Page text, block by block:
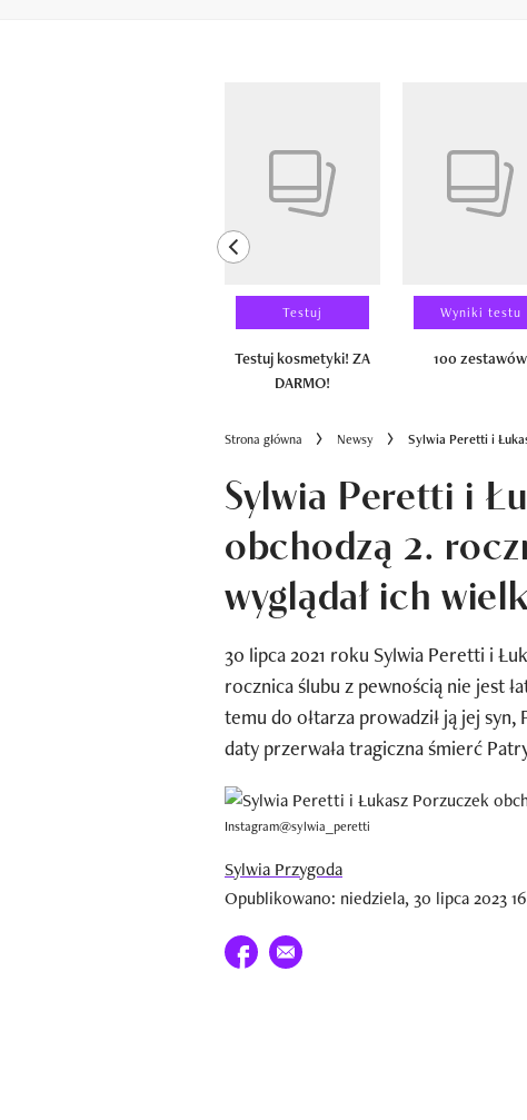
previous element
Testuj
Testuj kosmetyki! ZA
DARMO!
Wyniki testu
100 zestawów
Strona główna Newsy Sylwia Peretti i
Sylwia Peretti i
obchodzą 2.
wyglądał ich
30 lipca 2021 roku Sylwia Peretti i
rocznica ślubu z pewnością nie jest
temu do ołtarza prowadził ją jej
daty przerwała tragiczna śmierć
Instagram@sylwia_peretti
Sylwia Przygoda
Opublikowano: niedziela, 30 lipca 2023
Udostępnij na facebook
E-mail do przyjaciela